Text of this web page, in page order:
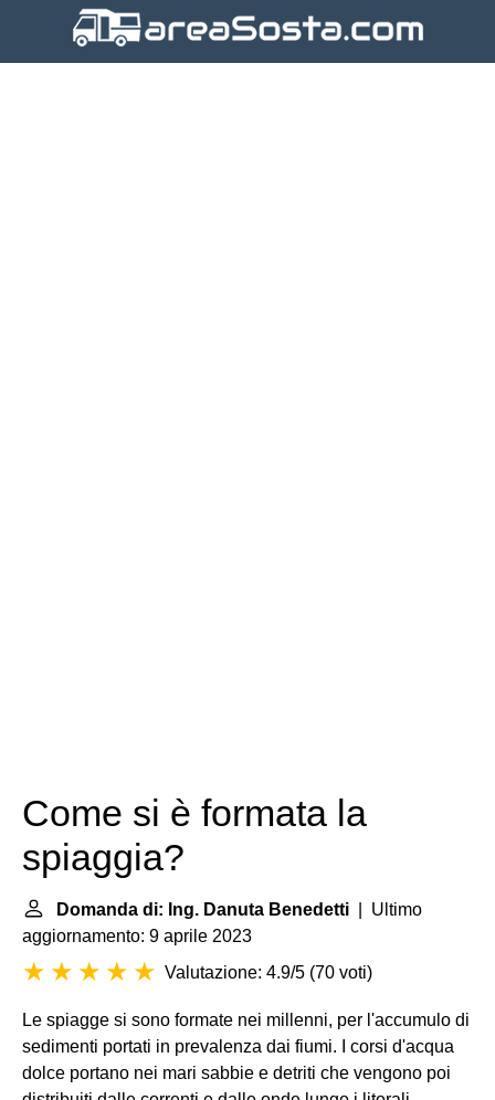
Come si è formata la
spiaggia?
Domanda di: Ing. Danuta Benedetti | Ultimo
aggiornamento: 9 aprile 2023
Valutazione: 4.9/5 (70 voti)
Le spiagge si sono formate nei millenni, per l'accumulo di
sedimenti portati in prevalenza dai fiumi. I corsi d'acqua
dolce portano nei mari sabbie e detriti che vengono poi